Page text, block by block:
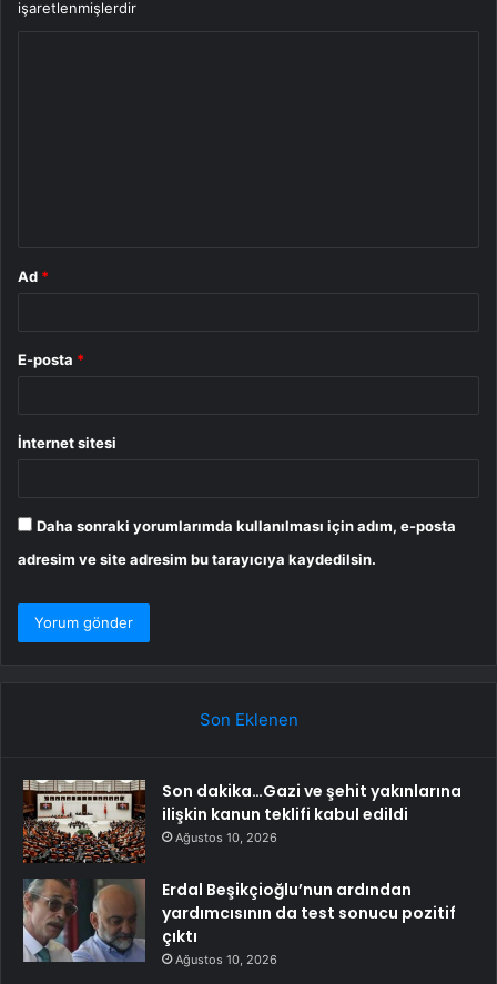
işaretlenmişlerdir
Ad *
E-posta *
İnternet sitesi
Daha sonraki yorumlarımda kullanılması için adım, e-posta
adresim ve site adresim bu tarayıcıya kaydedilsin.
Son Eklenen
Son dakika…Gazi ve şehit yakınlarına
ilişkin kanun teklifi kabul edildi
Ağustos 10, 2026
Erdal Beşikçioğlu’nun ardından
yardımcısının da test sonucu pozitif
çıktı
Ağustos 10, 2026